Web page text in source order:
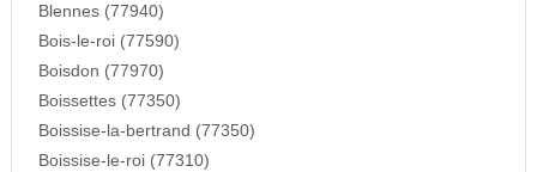
Blennes (77940)
Bois-le-roi (77590)
Boisdon (77970)
Boissettes (77350)
Boissise-la-bertrand (77350)
Boissise-le-roi (77310)